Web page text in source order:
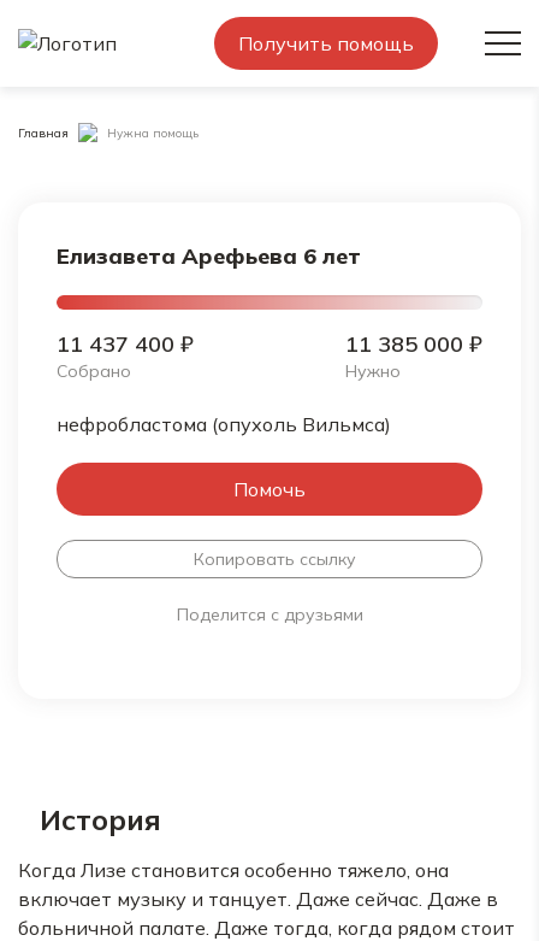
Получить помощь
Главная Нужна помощь
Елизавета Арефьева 6 лет
11 437 400 ₽
Собрано
11 385 000 ₽
Нужно
нефробластома (опухоль Вильмса)
Помочь
Поделится с друзьями
Копировать ссылку
История
Когда Лизе становится особенно тяжело, она
включает музыку и танцует. Даже сейчас. Даже в
больничной палате. Даже тогда, когда рядом стоит